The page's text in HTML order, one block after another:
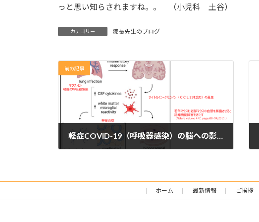
っと思い知らされますね。。 （小児科 土谷）
カテゴリー 院長先生のブログ
前の記事
軽症COVID-19（呼吸器感染）の脳への影響は？
ホーム 最新情報 ご挨拶